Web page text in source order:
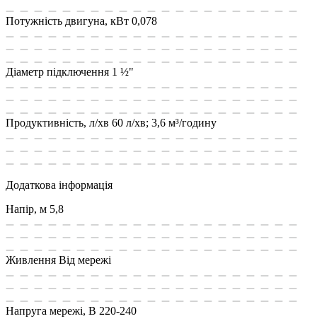
Потужність двигуна, кВт 0,078
Діаметр підключення 1 ½"
Продуктивність, л/хв 60 л/хв; 3,6 м³/годину
Додаткова інформація
Напір, м 5,8
Живлення Від мережі
Напруга мережі, В 220-240